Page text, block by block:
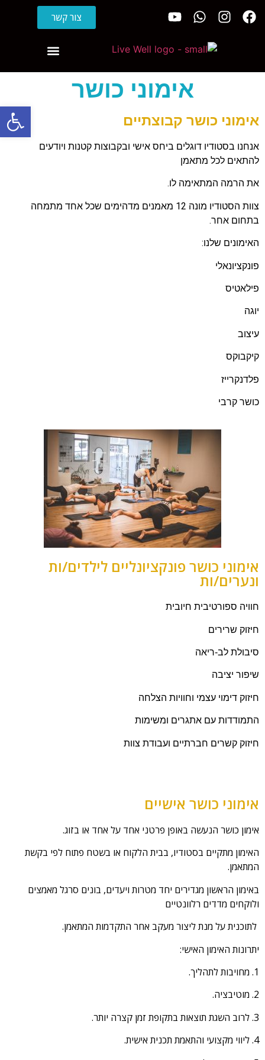
פתח
צור קשר
אימוני כושר
אימוני כושר קבוצתיים
אנחנו בסטודיו דוגלים ביחס אישי ובקבוצות קטנות ויודעים
להתאים לכל מתאמן
את הרמה המתאימה לו.
צוות הסטודיו מונה 12 מאמנים מדהימים שכל אחד מתמחה
בתחום אחר.
האימונים שלנו:
פונקציונאלי
פילאטיס
יוגה
עיצוב
קיקבוקס
פלדנקרייז
כושר קרבי
אימוני כושר פונקציונליים לילדים/ות
ונערים/ות
חוויה ספורטיבית חיובית
חיזוק שרירים
סיבולת לב-ריאה
שיפור יציבה
חיזוק דימוי עצמי וחוויות הצלחה
התמודדות עם אתגרים ומשימות
חיזוק קשרים חברתיים ועבודת צוות
אימוני כושר אישיים
אימון כושר הנעשה באופן פרטני אחד על אחד או בזוג.
האימון מתקיים בסטודיו, בבית הלקוח או בשטח פתוח לפי בקשת
המתאמן.
באימון הראשון מגדירים יחד מטרות ויעדים, בונים סרגל מאמצים
ולוקחים מדדים רלוונטיים
לתוכנית על מנת ליצור מעקב אחר התקדמות המתאמן.
יתרונות האימון האישי:
1. מחויבות לתהליך.
2. מוטיבציה.
3. לרוב השגת תוצאות בתקופת זמן קצרה יותר.
4. ליווי מקצועי והתאמת תכנית אישית.